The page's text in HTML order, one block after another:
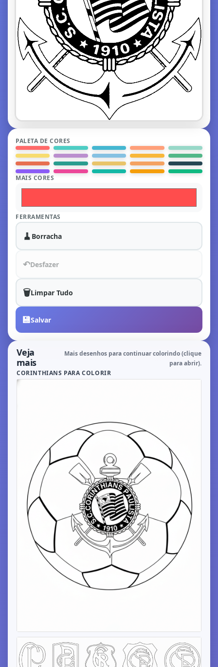
PALETA DE CORES
MAIS CORES
FERRAMENTAS
🧹 Borracha
↶Desfazer
🗑️Limpar Tudo
💾Salvar
Veja
mais
Mais desenhos para continuar colorindo (clique
para abrir).
CORINTHIANS PARA COLORIR